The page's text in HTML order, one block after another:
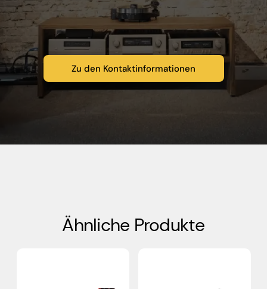
Zu den Kontaktinformationen
Ähnliche Produkte